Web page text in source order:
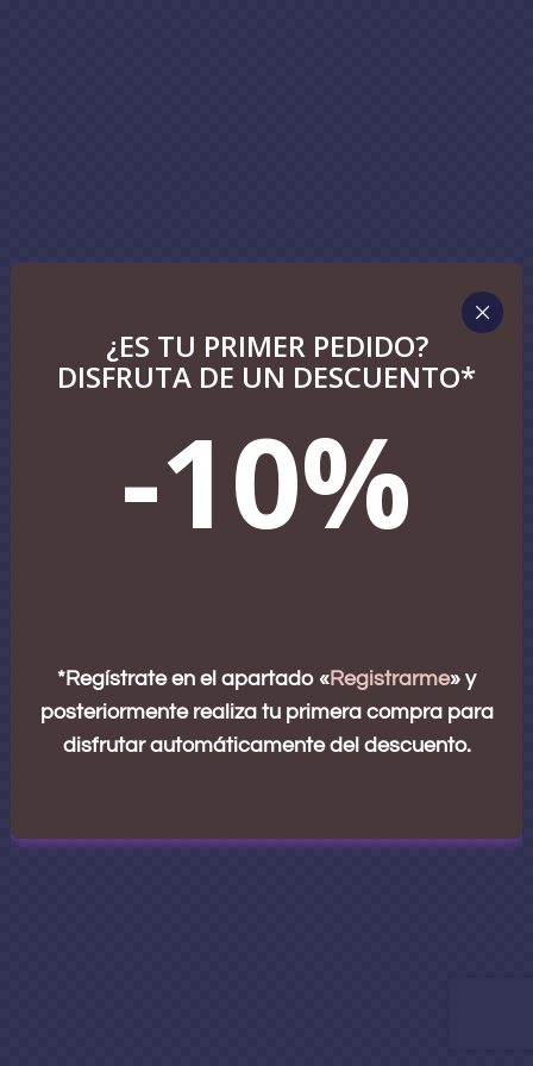
¿ES TU PRIMER PEDIDO?
DISFRUTA DE UN DESCUENTO*
-10%
*Regístrate en el apartado «Registrarme» y
posteriormente realiza tu primera compra para
disfrutar automáticamente del descuento.